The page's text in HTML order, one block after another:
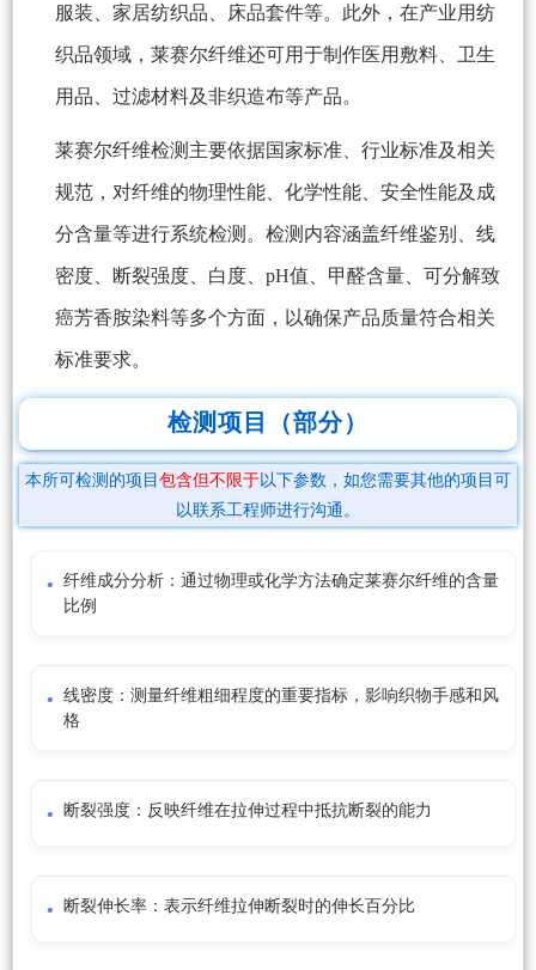
服装、家居纺织品、床品套件等。此外，在产业用纺
织品领域，莱赛尔纤维还可用于制作医用敷料、卫生
用品、过滤材料及非织造布等产品。
莱赛尔纤维检测主要依据国家标准、行业标准及相关
规范，对纤维的物理性能、化学性能、安全性能及成
分含量等进行系统检测。检测内容涵盖纤维鉴别、线
密度、断裂强度、白度、pH值、甲醛含量、可分解致
癌芳香胺染料等多个方面，以确保产品质量符合相关
标准要求。
检测项目（部分）
本所可检测的项目 包含但不限于以下参数，如您需要其他的项目可
以联系工程师进行沟通。
纤维成分分析：通过物理或化学方法确定莱赛尔纤维的含量
比例
线密度：测量纤维粗细程度的重要指标，影响织物手感和风
格
断裂强度：反映纤维在拉伸过程中抵抗断裂的能力
断裂伸长率：表示纤维拉伸断裂时的伸长百分比